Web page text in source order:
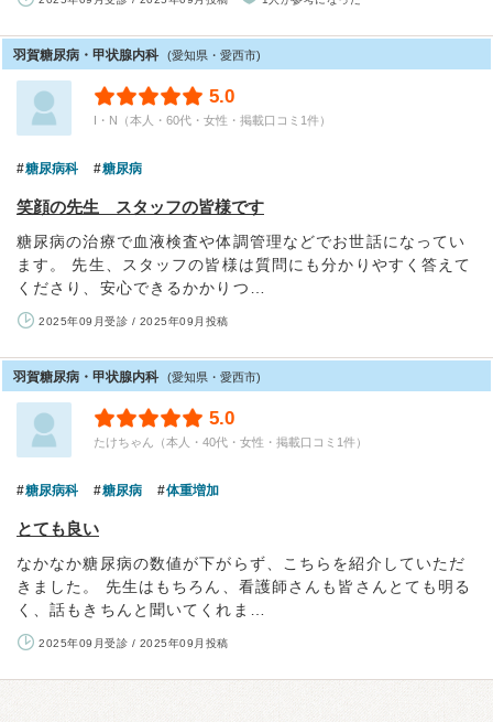
羽賀糖尿病・甲状腺内科 (愛知県・愛西市)
5.0
I・N（本人・60代・女性・掲載口コミ1件）
糖尿病科 糖尿病
笑顔の先生 スタッフの皆様です
糖尿病の治療で血液検査や体調管理などでお世話になってい
ます。 先生、スタッフの皆様は質問にも分かりやすく答えて
くださり、安心できるかかりつ…
2025年09月受診 / 2025年09月投稿
羽賀糖尿病・甲状腺内科 (愛知県・愛西市)
5.0
たけちゃん（本人・40代・女性・掲載口コミ1件）
糖尿病科 糖尿病 体重増加
とても良い
なかなか糖尿病の数値が下がらず、こちらを紹介していただ
きました。 先生はもちろん、看護師さんも皆さんとても明る
く、話もきちんと聞いてくれま…
2025年09月受診 / 2025年09月投稿